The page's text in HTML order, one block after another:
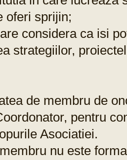
oferi sprijin;
considera ca isi
strategiilor,
de membru de
pentru
Asociatiei.
nu este